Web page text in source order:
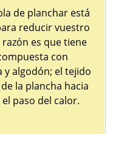
de planchar está
reducir vuestro
es que tiene
con
y algodón; el tejido
la plancha hacia
paso del calor.